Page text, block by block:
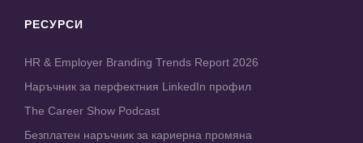
РЕСУРСИ
HR & Employer Branding Trends Report 2026
Наръчник за перфектния LinkedIn профил
The Career Show Podcast
Безплатен наръчник за кариерна промяна